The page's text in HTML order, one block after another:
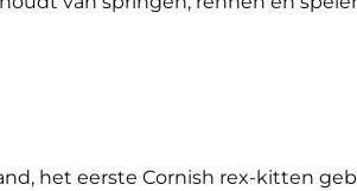
het eerste Cornish rex-kitten